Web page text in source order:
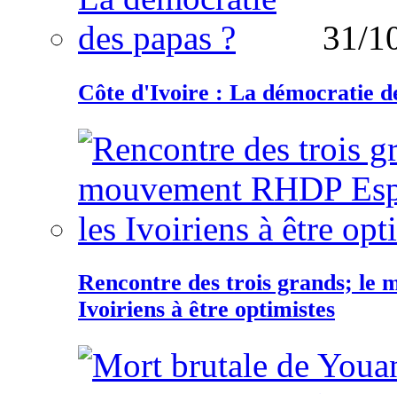
31/
Côte d'Ivoire : La démocratie
Rencontre des trois grands; le
Ivoiriens à être optimistes